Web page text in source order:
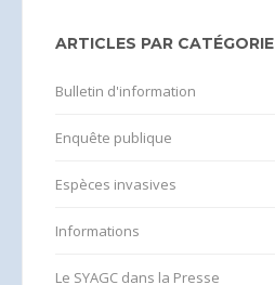
ARTICLES PAR CATÉGORIE
Bulletin d'information
Enquête publique
Espèces invasives
Informations
Le SYAGC dans la Presse